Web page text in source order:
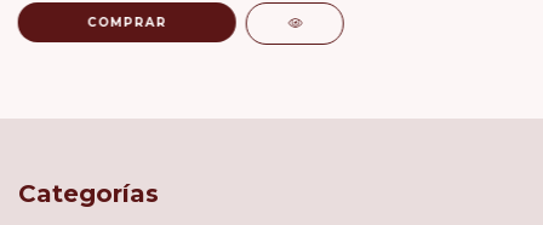
COMPRAR
Categorías